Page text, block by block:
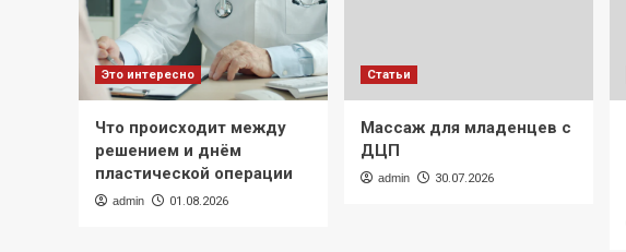
Это интересно
Что происходит между
решением и днём
пластической операции
admin 01.08.2026
Статьи
Массаж для младенцев с
ДЦП
admin 30.07.2026